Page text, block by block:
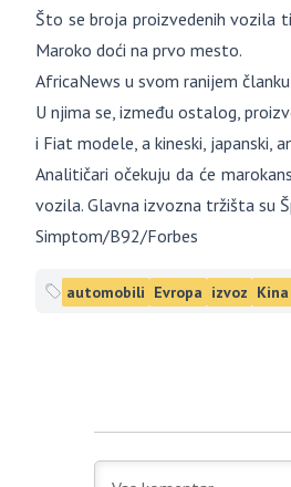
Što se broja proizvedenih vozila
Maroko doći na prvo mesto.
AfricaNews u svom ranijem
U njima se, između ostalog,
i Fiat modele, a kineski, japanski,
Analitičari očekuju da će
vozila. Glavna izvozna tržišta su
Simptom/B92/Forbes
automobili Evropa izvoz Kina